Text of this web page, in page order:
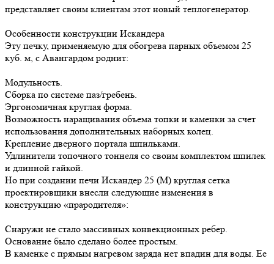
представляет своим клиентам этот новый теплогенератор.
Особенности конструкции Искандера
Эту печку, применяемую для обогрева парных объемом 25
куб. м, с Авангардом роднит:
Модульность.
Сборка по системе паз/гребень.
Эргономичная круглая форма.
Возможность наращивания объема топки и каменки за счет
использования дополнительных наборных колец.
Крепление дверного портала шпильками.
Удлинители топочного тоннеля со своим комплектом шпилек
и длинной гайкой.
Но при создании печи Искандер 25 (М) круглая сетка
проектировщики внесли следующие изменения в
конструкцию «прародителя»:
Снаружи не стало массивных конвекционных ребер.
Основание было сделано более простым.
В каменке с прямым нагревом заряда нет впадин для воды. Ее